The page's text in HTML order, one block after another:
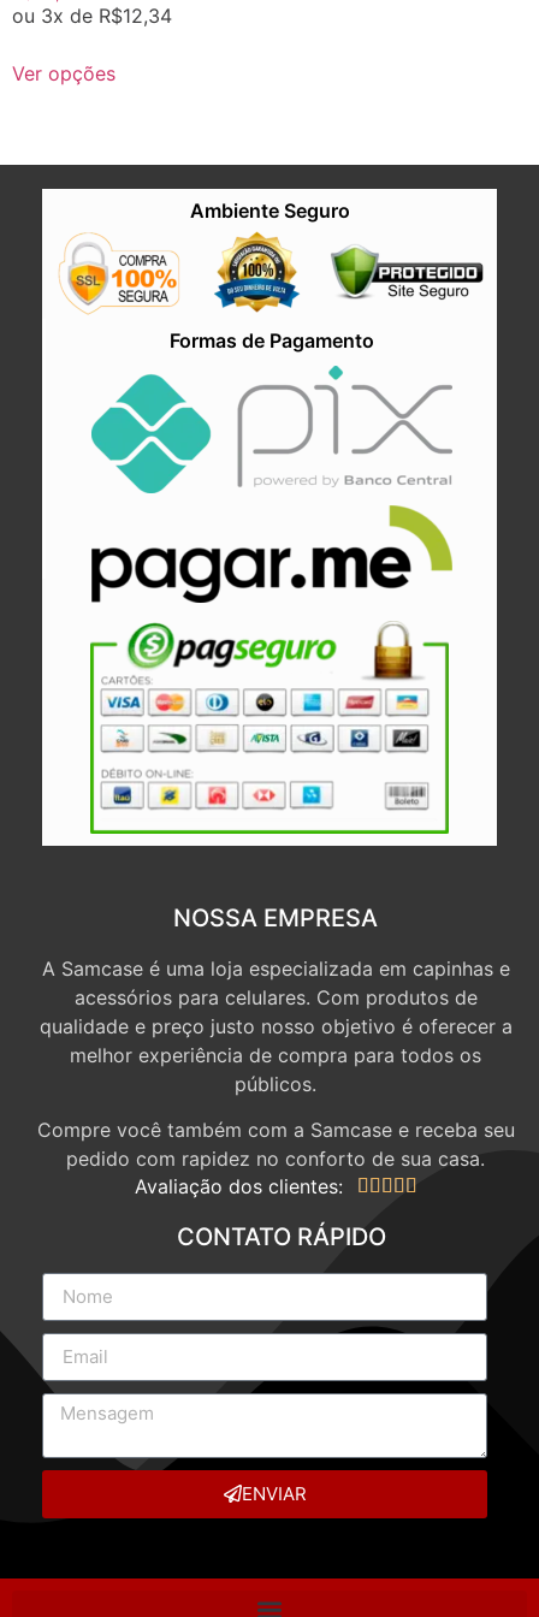
ou 3x de R$12,34
Ver opções
Ambiente Seguro
Formas de Pagamento
NOSSA EMPRESA
A Samcase é uma loja especializada em capinhas e
acessórios para celulares. Com produtos de
qualidade e preço justo nosso objetivo é oferecer a
melhor experiência de compra para todos os
públicos.
Compre você também com a Samcase e receba seu
pedido com rapidez no conforto de sua casa.
Avaliação dos clientes:
    
CONTATO RÁPIDO
ENVIAR